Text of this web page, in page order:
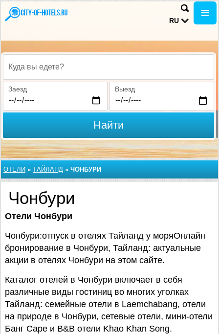
RU
Куда вы едете?
Заезд Выезд
Найти
ОТЕЛИ » ТАЙЛАНД » ЧОНБУРИ
Чонбури
Отели Чонбури
Чонбури:отпуск в отелях Тайланд у моряОнлайн
бронирование в Чонбури, Тайланд: актуальные
акции в отелях Чонбури на этом сайте.
Каталог отелей в Чонбури включает в себя
различные виды гостиниц во многих уголках
Тайланд: семейные отели в Laemchabang, отели
на природе в Чонбури, сетевые отели, мини-отели
Банг Саре и B&В отели Khao Khan Song.